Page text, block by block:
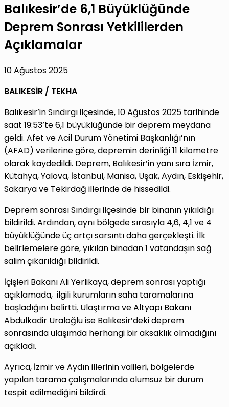
Balıkesir’de 6,1 Büyüklüğünde
Deprem Sonrası Yetkililerden
Açıklamalar
10 Ağustos 2025
BALIKESİR / TEKHA
Balıkesir’in Sındırgı ilçesinde, 10 Ağustos 2025 tarihinde
saat 19:53’te 6,1 büyüklüğünde bir deprem meydana
geldi. Afet ve Acil Durum Yönetimi Başkanlığı’nın
(AFAD) verilerine göre, depremin derinliği 11 kilometre
olarak kaydedildi. Deprem, Balıkesir’in yanı sıra İzmir,
Kütahya, Yalova, İstanbul, Manisa, Uşak, Aydın, Eskişehir,
Sakarya ve Tekirdağ illerinde de hissedildi.
Deprem sonrası Sındırgı ilçesinde bir binanın yıkıldığı
bildirildi. Ardından, aynı bölgede sırasıyla 4,6, 4,1 ve 4
büyüklüğünde üç artçı sarsıntı daha gerçekleşti. İlk
belirlemelere göre, yıkılan binadan 1 vatandaşın sağ
salim çıkarıldığı bildirildi.
İçişleri Bakanı Ali Yerlikaya, deprem sonrası yaptığı
açıklamada, ilgili kurumların saha taramalarına
başladığını belirtti. Ulaştırma ve Altyapı Bakanı
Abdulkadir Uraloğlu ise Balıkesir’deki deprem
sonrasında ulaşımda herhangi bir aksaklık olmadığını
açıkladı.
Ayrıca, İzmir ve Aydın illerinin valileri, bölgelerde
yapılan tarama çalışmalarında olumsuz bir durum
tespit edilmediğini bildirdi.